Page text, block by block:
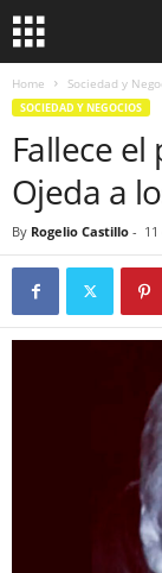
Home Sociedad y
SOCIEDAD Y NEGOCIOS
Fallece
Ojeda a
By Rogelio Castillo -